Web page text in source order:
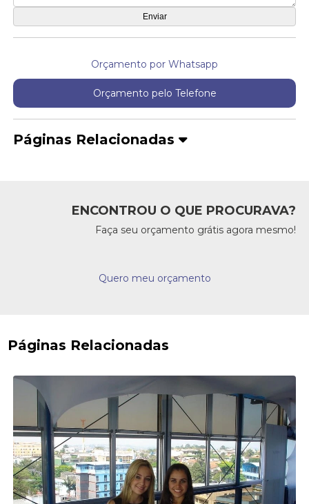
Orçamento por Whatsapp
Orçamento pelo Telefone
Páginas Relacionadas
ENCONTROU O QUE PROCURAVA?
Faça seu orçamento grátis agora mesmo!
Quero meu orçamento
Páginas Relacionadas